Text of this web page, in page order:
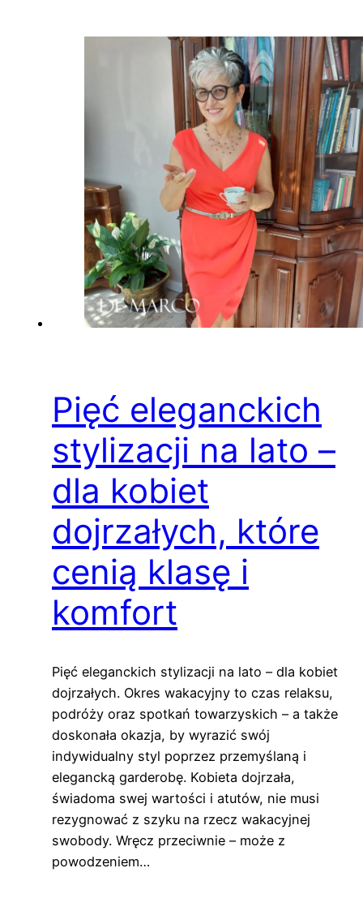
Pięć eleganckich
stylizacji na lato –
dla kobiet
dojrzałych, które
cenią klasę i
komfort
Pięć eleganckich stylizacji na lato – dla kobiet
dojrzałych. Okres wakacyjny to czas relaksu,
podróży oraz spotkań towarzyskich – a także
doskonała okazja, by wyrazić swój
indywidualny styl poprzez przemyślaną i
elegancką garderobę. Kobieta dojrzała,
świadoma swej wartości i atutów, nie musi
rezygnować z szyku na rzecz wakacyjnej
swobody. Wręcz przeciwnie – może z
powodzeniem…